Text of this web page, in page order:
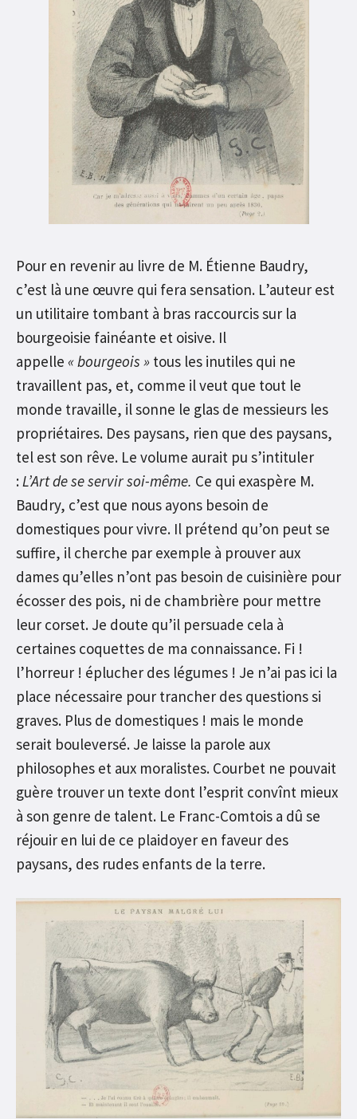
Pour en revenir au livre de M. Étienne Baudry,
c’est là une œuvre qui fera sensation. L’auteur est
un utilitaire tombant à bras raccourcis sur la
bourgeoisie fainéante et oisive. Il
appelle « bourgeois » tous les inutiles qui ne
travaillent pas, et, comme il veut que tout le
monde travaille, il sonne le glas de messieurs les
propriétaires. Des paysans, rien que des paysans,
tel est son rêve. Le volume aurait pu s’intituler
:L’Art de se servir soi-même. Ce qui exaspère M.
Baudry, c’est que nous ayons besoin de
domestiques pour vivre. Il prétend qu’on peut se
suffire, il cherche par exemple à prouver aux
dames qu’elles n’ont pas besoin de cuisinière pour
écosser des pois, ni de chambrière pour mettre
leur corset. Je doute qu’il persuade cela à
certaines coquettes de ma connaissance. Fi !
l’horreur ! éplucher des légumes ! Je n’ai pas ici la
place nécessaire pour trancher des questions si
graves. Plus de domestiques ! mais le monde
serait bouleversé. Je laisse la parole aux
philosophes et aux moralistes. Courbet ne pouvait
guère trouver un texte dont l’esprit convînt mieux
à son genre de talent. Le Franc-Comtois a dû se
réjouir en lui de ce plaidoyer en faveur des
paysans, des rudes enfants de la terre.